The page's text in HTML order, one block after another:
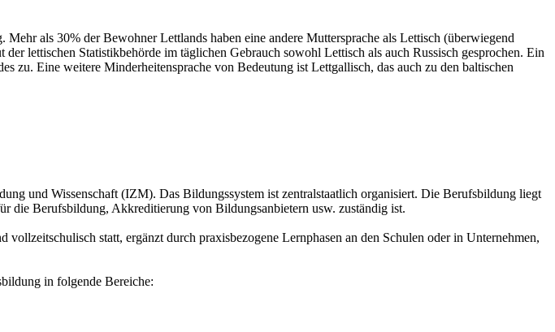
als 30% der Bewohner Lettlands haben eine andere Muttersprache als Lettisch (überwiegend
lettischen Statistikbehörde im täglichen Gebrauch sowohl Lettisch als auch Russisch gesprochen. Ein
zu. Eine weitere Minderheitensprache von Bedeutung ist Lettgallisch, das auch zu den baltischen
und Wissenschaft (IZM). Das Bildungssystem ist zentralstaatlich organisiert. Die Berufsbildung liegt
die Berufsbildung, Akkreditierung von Bildungsanbietern usw. zuständig ist.
statt, ergänzt durch praxisbezogene Lernphasen an den Schulen oder in Unternehmen,
in folgende Bereiche: